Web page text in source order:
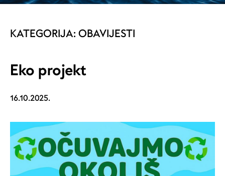
KATEGORIJA: OBAVIJESTI
Eko projekt
16.10.2025.